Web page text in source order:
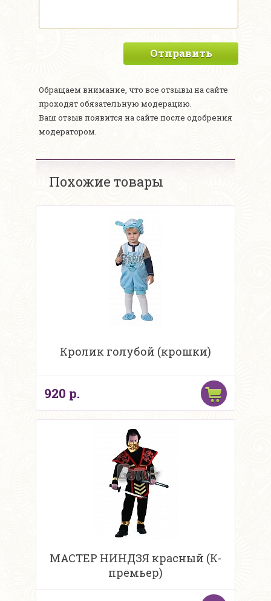
Отправить
Обращаем внимание, что все отзывы на сайте
проходят обязательную модерацию.
Ваш отзыв появится на сайте после одобрения
модератором.
Похожие товары
Кролик голубой (крошки)
920 р.
МАСТЕР НИНДЗЯ красный (К-
премьер)